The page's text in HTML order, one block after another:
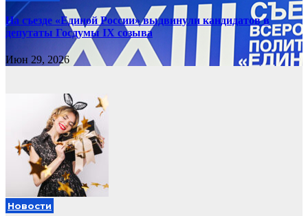
На съезде «Единой России» выдвинули кандидатов в
депутаты Госдумы IX созыва
Июн 29, 2026
Новости